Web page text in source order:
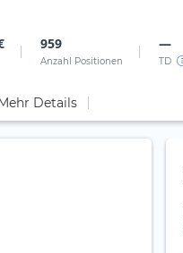
959
Anzahl Positionen
—
TD
Details